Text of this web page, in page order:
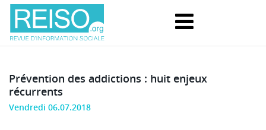
Prévention des addictions : huit enjeux
récurrents
Vendredi 06.07.2018